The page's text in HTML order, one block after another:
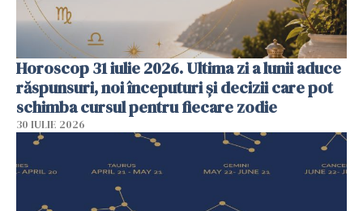
Horoscop 31 iulie 2026. Ultima zi a lunii aduce
răspunsuri, noi începuturi și decizii care pot
schimba cursul pentru fiecare zodie
30 IULIE 2026